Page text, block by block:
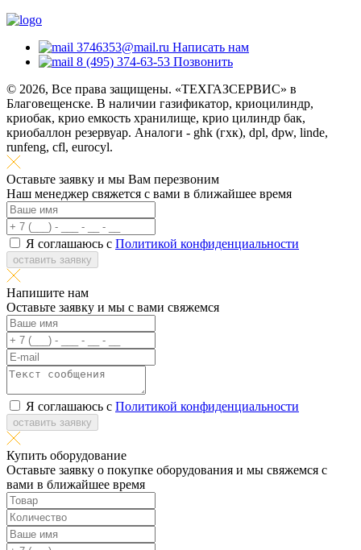
3746353@mail.ru Написать нам
8 (495) 374-63-53 Позвонить
© 2026, Все права защищены. «ТЕХГАЗСЕРВИС» в
Благовещенске. В наличии газификатор, криоцилиндр,
криобак, крио емкость хранилище, крио цилиндр бак,
криобаллон резервуар. Аналоги - ghk (гхк), dpl, dpw, linde,
runfeng, cfl, eurocyl.
Оставьте заявку и мы Вам перезвоним
Наш менеджер свяжется с вами в ближайшее время
Я соглашаюсь с Политикой конфиденциальности
оставить заявку
Напишите нам
Оставьте заявку и мы с вами свяжемся
Я соглашаюсь с Политикой конфиденциальности
оставить заявку
Купить оборудование
Оставьте заявку о покупке оборудования и мы свяжемся с
вами в ближайшее время